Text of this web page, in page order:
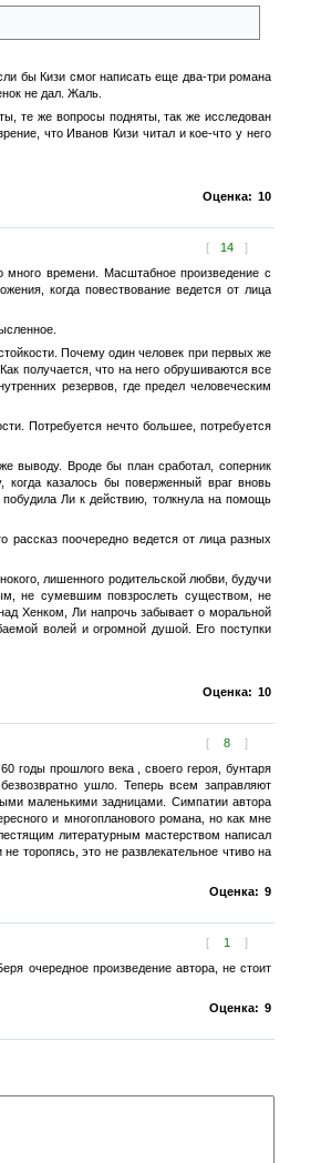
бы Кизи смог написать еще два-три романа
не дал. Жаль.
те же вопросы подняты, так же исследован
что Иванов Кизи читал и кое-что у него
Оценка: 10
[ 14 ]
много времени. Масштабное произведение с
когда повествование ведется от лица
Почему один человек при первых же
получается, что на него обрушиваются все
резервов, где предел человеческим
Потребуется нечто большее, потребуется
выводу. Вроде бы план сработал, соперник
казалось бы поверженный враг вновь
Ли к действию, толкнула на помощь
рассказ поочередно ведется от лица разных
лишенного родительской любви, будучи
не сумевшим повзрослеть существом, не
Хенком, Ли напрочь забывает о моральной
волей и огромной душой. Его поступки
Оценка: 10
[ 8 ]
годы прошлого века , своего героя, бунтаря
ушло. Теперь всем заправляют
маленькими задницами. Симпатии автора
и многопланового романа, но как мне
литературным мастерством написал
торопясь, это не развлекательное чтиво на
Оценка: 9
[ 1 ]
очередное произведение автора, не стоит
Оценка: 9